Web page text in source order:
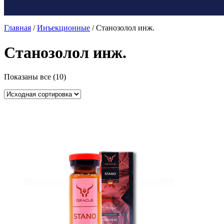
Главная /Инъекционные / Станозолол инж.
Станозолол инж.
Показаны все (10)